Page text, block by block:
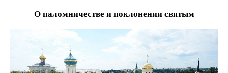
О паломничестве и поклонении святым